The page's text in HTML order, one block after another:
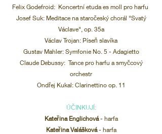
Felix Godefroid: Koncertní etuda es moll pro harfu
Josef Suk: Meditace na staročeský chorál "Svatý
Václave", op. 35a
Václav Trojan: Píseň slavíka
Gustav Mahler: Symfonie No. 5 - Adagietto
Claude Debussy: Tance pro harfu a smyčcový
orchestr
Ondřej Kukal: Clarinettino op. 11
ÚČINKUJÍ:
Kateřina Englichová- harfa
Kateřina Valášková- harfa